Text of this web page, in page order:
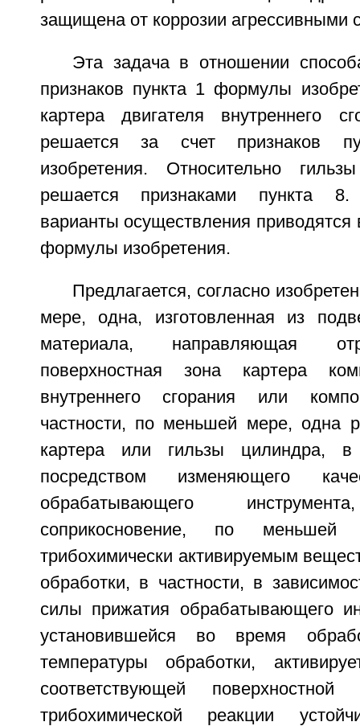
защищена от коррозии агрессивными
Эта задача в отношении
признаков пункта 1 формулы
картера двигателя внутреннего
решается за счет признаков
изобретения. Относительно
решается признаками пункта 8.
варианты осуществления приводятся
формулы изобретения.
Предлагается, согласно
мере, одна, изготовленная из
материала, направляющая
поверхностная зона картера
внутреннего сгорания или
частности, по меньшей мере, одна
картера или гильзы цилиндра, в
посредством изменяющего
обрабатывающего
соприкосновение, по
трибохимически активируемым
обработки, в частности, в
силы прижатия обрабатывающего
установившейся во время
температуры обработки,
соответствующей
трибохимической реакции